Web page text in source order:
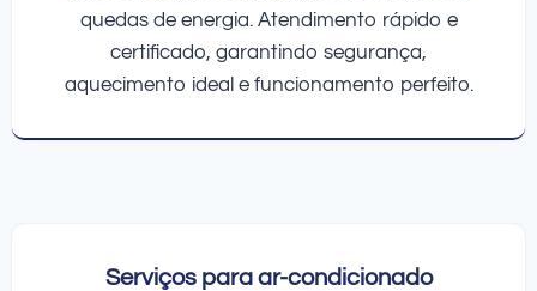
quedas de energia. Atendimento rápido e
certificado, garantindo segurança,
aquecimento ideal e funcionamento perfeito.
Serviços para ar-condicionado